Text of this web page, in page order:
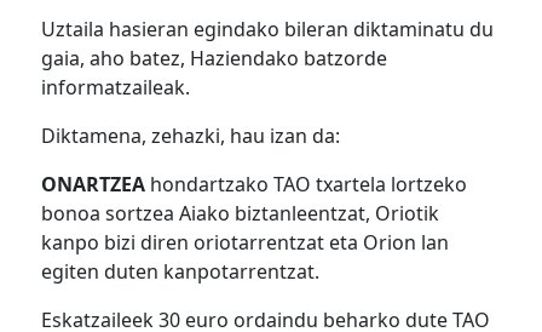
Uztaila hasieran egindako bileran diktaminatu du
gaia, aho batez, Haziendako batzorde
informatzaileak.
Diktamena, zehazki, hau izan da:
ONARTZEA hondartzako TAO txartela lortzeko
bonoa sortzea Aiako biztanleentzat, Oriotik
kanpo bizi diren oriotarrentzat eta Orion lan
egiten duten kanpotarrentzat.
Eskatzaileek 30 euro ordaindu beharko dute TAO